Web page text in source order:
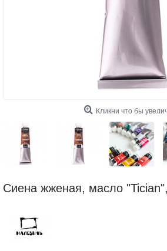
Кликни что бы
Сиена жженая, масло